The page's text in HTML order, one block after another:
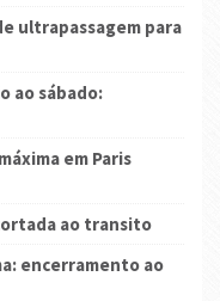
ultrapassagem para
ao sábado:
em Paris
ao transito
encerramento ao